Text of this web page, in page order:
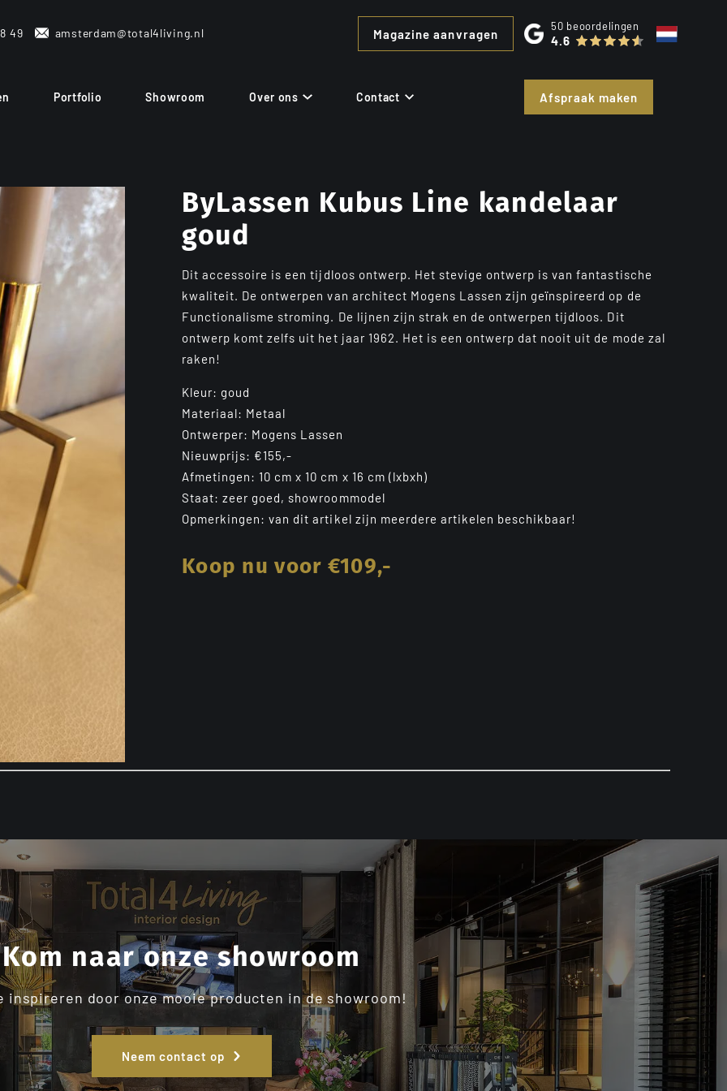
49 amsterdam@total4living.nl Magazine aanvragen
50 beoordelingen
4.6
Portfolio Showroom Over ons Contact Afspraak maken
ByLassen Kubus Line kandelaar
goud
Dit accessoire is een tijdloos ontwerp. Het stevige ontwerp is van fantastische
kwaliteit. De ontwerpen van architect Mogens Lassen zijn geïnspireerd op de
Functionalisme stroming. De lijnen zijn strak en de ontwerpen tijdloos. Dit
ontwerp komt zelfs uit het jaar 1962. Het is een ontwerp dat nooit uit de mode zal
raken!
Kleur: goud
Materiaal: Metaal
Ontwerper: Mogens Lassen
Nieuwprijs: €155,-
Afmetingen: 10 cm x 10 cm x 16 cm (lxbxh)
Staat: zeer goed, showroommodel
Opmerkingen: van dit artikel zijn meerdere artikelen beschikbaar!
Koop nu voor €109,-
Kom naar onze showroom
inspireren door onze mooie producten in de showroom!
Neem contact op